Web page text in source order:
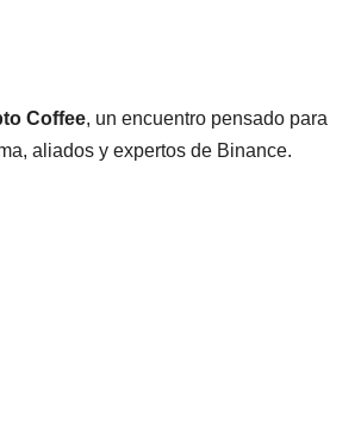
Coffee, un encuentro pensado para
aliados y expertos de Binance.